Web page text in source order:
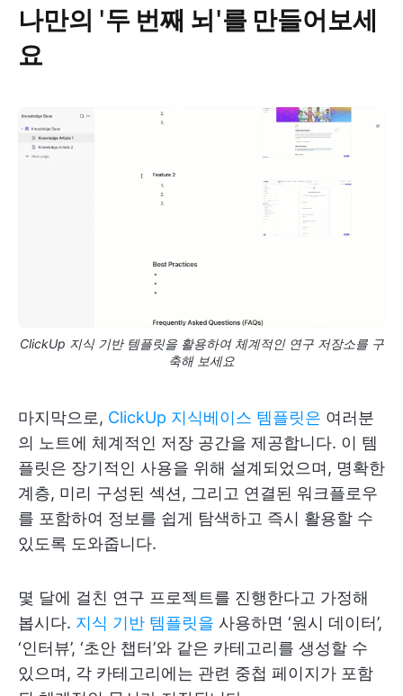
나만의 '두 번째 뇌'를 만들어보세
요
ClickUp 지식 기반 템플릿을 활용하여 체계적인 연구 저장소를 구
축해 보세요
마지막으로, ClickUp 지식베이스 템플릿은 여러분
의 노트에 체계적인 저장 공간을 제공합니다. 이 템
플릿은 장기적인 사용을 위해 설계되었으며, 명확한
계층, 미리 구성된 섹션, 그리고 연결된 워크플로우
를 포함하여 정보를 쉽게 탐색하고 즉시 활용할 수
있도록 도와줍니다.
몇 달에 걸친 연구 프로젝트를 진행한다고 가정해
봅시다. 지식 기반 템플릿을 사용하면 ‘원시 데이터’,
‘인터뷰’, ‘초안 챕터’와 같은 카테고리를 생성할 수
있으며, 각 카테고리에는 관련 중첩 페이지가 포함